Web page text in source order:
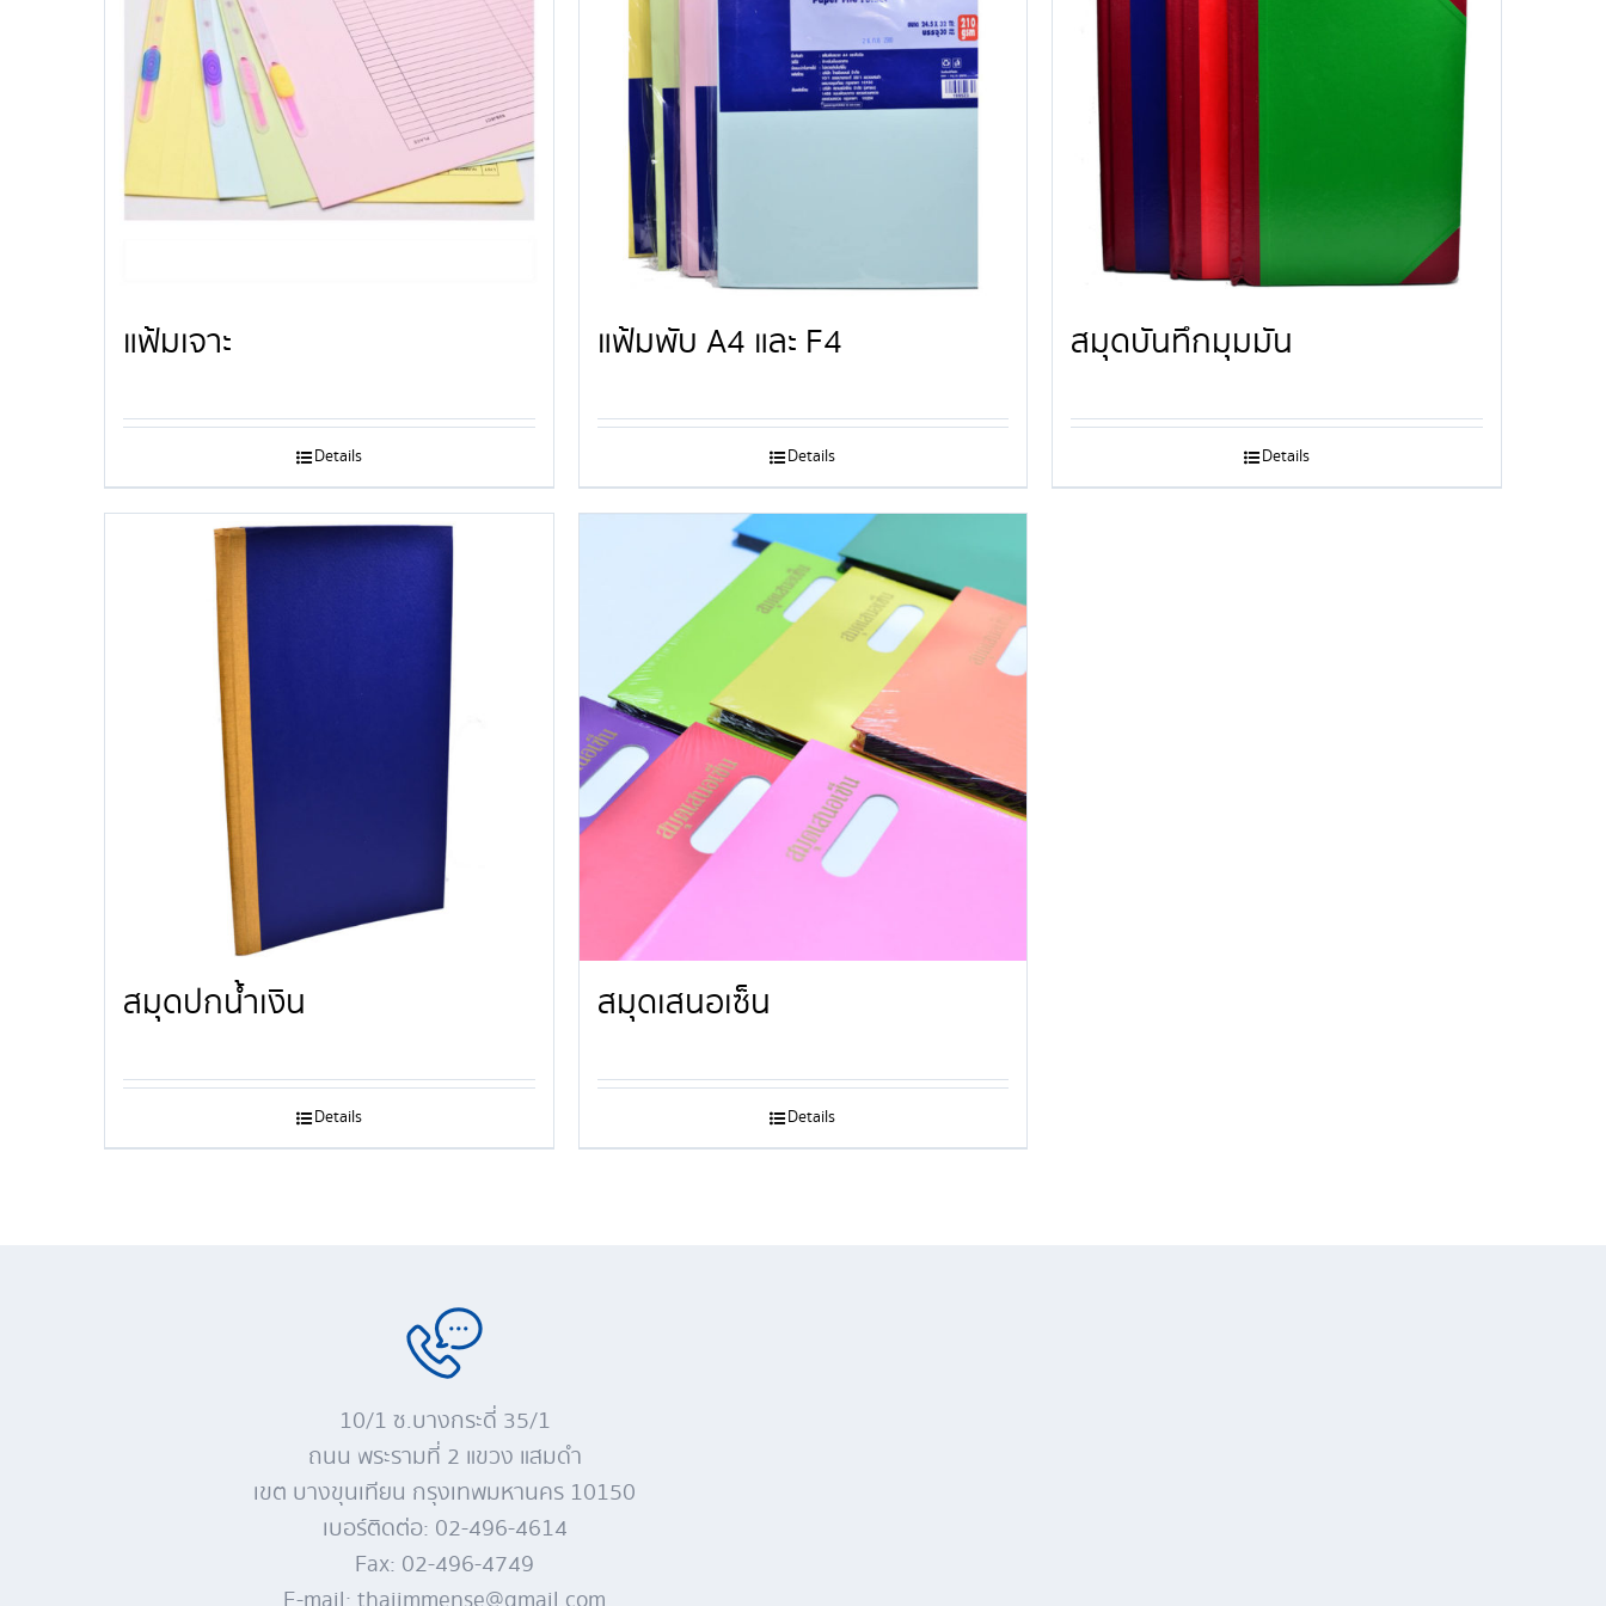
แฟ้มเจาะ
Details
แฟ้มพับ A4 และ F4
Details
สมุดบันทึกมุมมัน
Details
สมุดปกน้ำเงิน
Details
สมุดเสนอเซ็น
Details
10/1 ซ.บางกระดี่ 35/1
ถนน พระรามที่ 2 แขวง แสมดำ
เขต บางขุนเทียน กรุงเทพมหานคร 10150
เบอร์ติดต่อ: 02-496-4614
Fax: 02-496-4749